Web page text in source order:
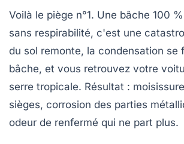
Voilà le piège n°1. Une bâche 100
sans respirabilité, c'est une
du sol remonte, la condensation se
bâche, et vous retrouvez votre
serre tropicale. Résultat :
sièges, corrosion des parties
odeur de renfermé qui ne part plus.